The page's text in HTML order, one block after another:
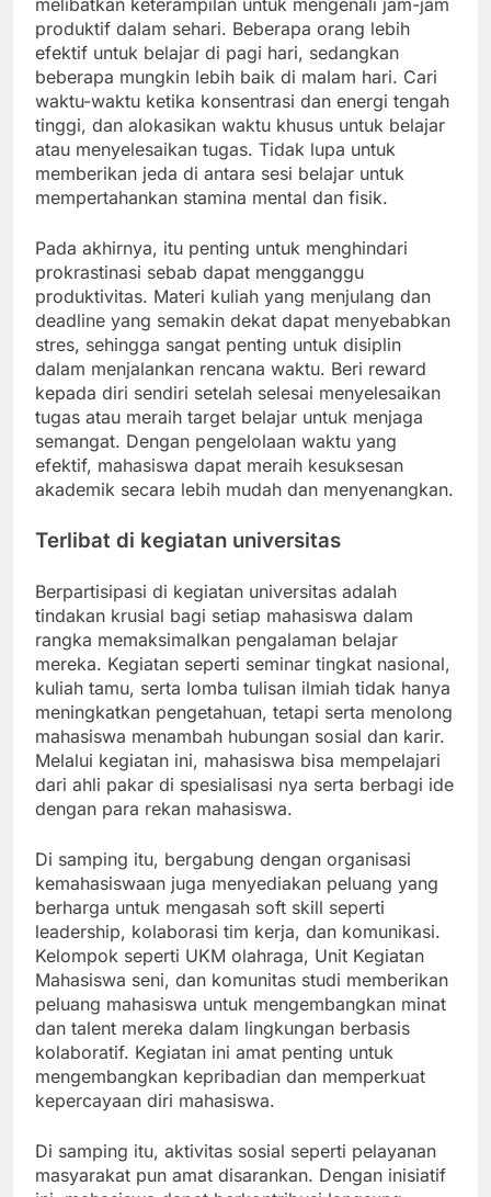
melibatkan keterampilan untuk mengenali jam-jam
produktif dalam sehari. Beberapa orang lebih
efektif untuk belajar di pagi hari, sedangkan
beberapa mungkin lebih baik di malam hari. Cari
waktu-waktu ketika konsentrasi dan energi tengah
tinggi, dan alokasikan waktu khusus untuk belajar
atau menyelesaikan tugas. Tidak lupa untuk
memberikan jeda di antara sesi belajar untuk
mempertahankan stamina mental dan fisik.
Pada akhirnya, itu penting untuk menghindari
prokrastinasi sebab dapat mengganggu
produktivitas. Materi kuliah yang menjulang dan
deadline yang semakin dekat dapat menyebabkan
stres, sehingga sangat penting untuk disiplin
dalam menjalankan rencana waktu. Beri reward
kepada diri sendiri setelah selesai menyelesaikan
tugas atau meraih target belajar untuk menjaga
semangat. Dengan pengelolaan waktu yang
efektif, mahasiswa dapat meraih kesuksesan
akademik secara lebih mudah dan menyenangkan.
Terlibat di kegiatan universitas
Berpartisipasi di kegiatan universitas adalah
tindakan krusial bagi setiap mahasiswa dalam
rangka memaksimalkan pengalaman belajar
mereka. Kegiatan seperti seminar tingkat nasional,
kuliah tamu, serta lomba tulisan ilmiah tidak hanya
meningkatkan pengetahuan, tetapi serta menolong
mahasiswa menambah hubungan sosial dan karir.
Melalui kegiatan ini, mahasiswa bisa mempelajari
dari ahli pakar di spesialisasi nya serta berbagi ide
dengan para rekan mahasiswa.
Di samping itu, bergabung dengan organisasi
kemahasiswaan juga menyediakan peluang yang
berharga untuk mengasah soft skill seperti
leadership, kolaborasi tim kerja, dan komunikasi.
Kelompok seperti UKM olahraga, Unit Kegiatan
Mahasiswa seni, dan komunitas studi memberikan
peluang mahasiswa untuk mengembangkan minat
dan talent mereka dalam lingkungan berbasis
kolaboratif. Kegiatan ini amat penting untuk
mengembangkan kepribadian dan memperkuat
kepercayaan diri mahasiswa.
Di samping itu, aktivitas sosial seperti pelayanan
masyarakat pun amat disarankan. Dengan inisiatif